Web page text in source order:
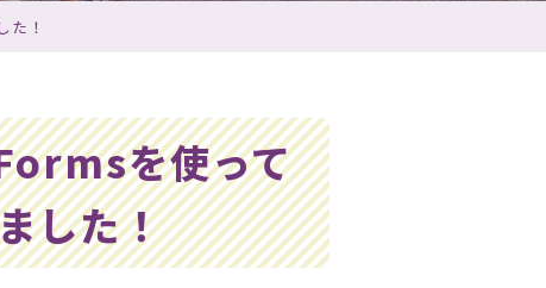
！
を使って
した！